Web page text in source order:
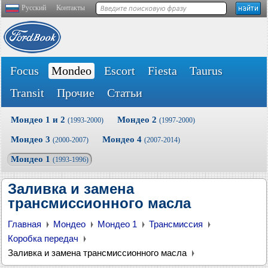
Русский Контакты
Focus Mondeo Escort Fiesta
Taurus
Transit
Прочие Статьи
Мондео 1 и 2 (1993-2000) Мондео 2 (1997-2000)
Мондео 3 (2000-2007) Мондео 4 (2007-2014)
Мондео 1 (1993-1996)
Заливка и замена
трансмиссионного масла
Главная Мондео Мондео 1
Трансмиссия
Коробка передач
Заливка и замена трансмиссионного масла